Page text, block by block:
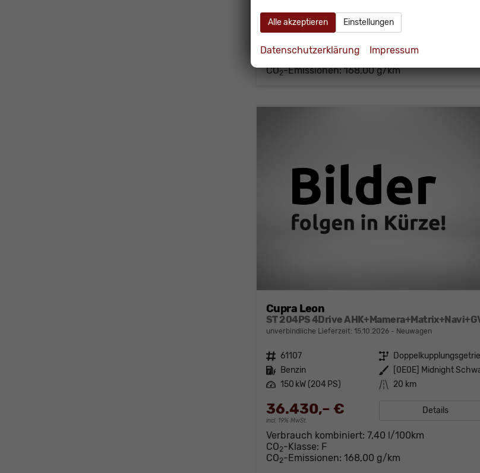
36.430,– €
incl. 19% MwSt.
Verbrauch kombiniert:
7,40 l/100km
CO2-Emissionen:168,00 g/km
Cupra Leon
unverbindliche Lieferzeit: 15.10.2026 Neuwagen
Fahrzeugnr. 61107 Getriebe
Kraftstoff Benzin Außenfarbe
Leistung 150 kW (204 PS) Kilometerstand 20 km
36.430,– €
incl. 19% MwSt.
Details
Verbrauch kombiniert: 7,40 l/100km
CO2-Klasse: F
CO2-Emissionen: 168,00 g/km
Alle akzeptieren Einstellungen
Datenschutzerklärung Impressum